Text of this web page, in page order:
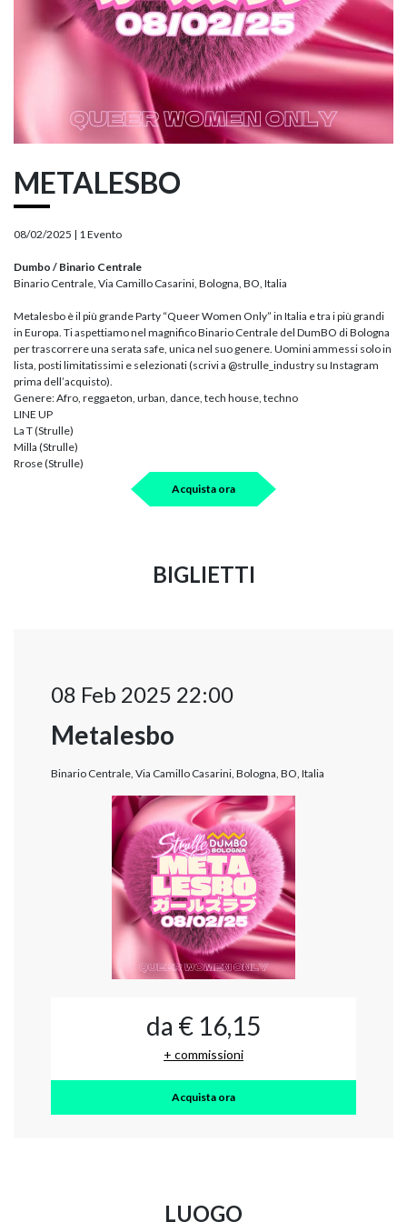
METALESBO
08/02/2025 | 1 Evento
Dumbo / Binario Centrale
Binario Centrale, Via Camillo Casarini, Bologna, BO, Italia
Metalesbo è il più grande Party “Queer Women Only” in Italia e tra i più grandi
in Europa. Ti aspettiamo nel magnifico Binario Centrale del DumBO di Bologna
per trascorrere una serata safe, unica nel suo genere. Uomini ammessi solo in
lista, posti limitatissimi e selezionati (scrivi a @strulle_industry su Instagram
prima dell’acquisto).
Genere: Afro, reggaeton, urban, dance, tech house, techno
LINE UP
La T (Strulle)
Milla (Strulle)
Rrose (Strulle)
Acquista ora
BIGLIETTI
08 Feb 2025 22:00
Metalesbo
Binario Centrale, Via Camillo Casarini, Bologna, BO, Italia
da € 16,15
+ commissioni
Acquista ora
LUOGO